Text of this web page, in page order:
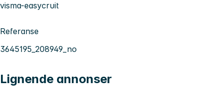
visma-easycruit
Referanse
3645195_208949_no
Lignende annonser